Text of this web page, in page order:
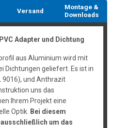
Versand
Montage &
Downloads
Adapter und Dichtung
aus Aluminium wird mit
Dichtungen geliefert. Es ist in
9016), und Anthrazit
uns das
Ihrem Projekt eine
Optik. Bei diesem
um das